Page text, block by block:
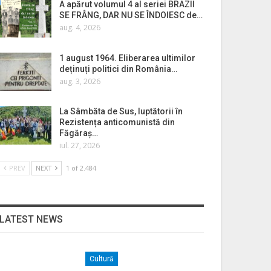
A apărut volumul 4 al seriei BRAZII
SE FRÂNG, DAR NU SE ÎNDOIESC de…
aug. 4, 2026
1 august 1964. Eliberarea ultimilor
deținuți politici din România…
aug. 3, 2026
La Sâmbăta de Sus, luptătorii în
Rezistența anticomunistă din
Făgăraș…
iul. 27, 2026
PREV NEXT 1 of 2.484
NEWS
Cultură